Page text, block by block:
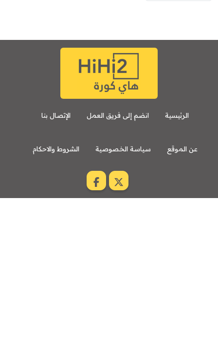
الرئيسية انضم إلى فريق العمل الإتصال بنا
عن الموقع سياسة الخصوصية الشروط والاحكام